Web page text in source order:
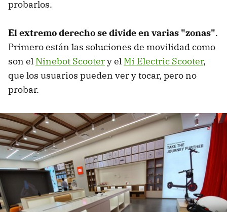
probarlos.
El extremo derecho se divide en varias "zonas".
Primero están las soluciones de movilidad como
son el Ninebot Scootery el Mi Electric Scooter,
que los usuarios pueden ver y tocar, pero no
probar.